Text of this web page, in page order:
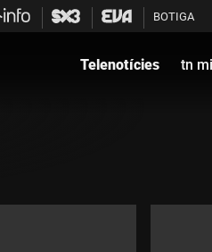
BOTIGA
Telenotícies tn